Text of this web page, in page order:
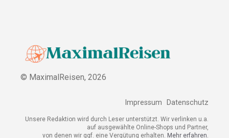
© MaximalReisen, 2026
Impressum Datenschutz
Unsere Redaktion wird durch Leser unterstützt. Wir verlinken u.a.
auf ausgewählte Online-Shops und Partner,
von denen wir ggf. eine Vergütung erhalten. Mehr erfahren.